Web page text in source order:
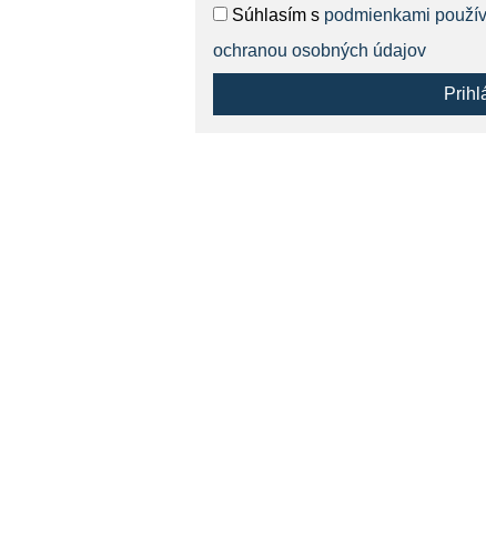
Súhlasím s podmienkami
ochranou osobných údajov